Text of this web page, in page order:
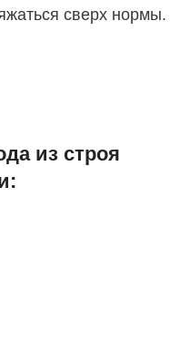
сверх нормы.
из строя